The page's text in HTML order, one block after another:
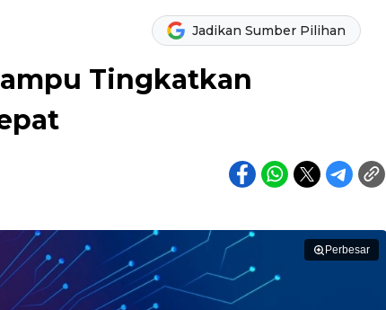
Jadikan Sumber Pilihan
Tingkatkan
Perbesar